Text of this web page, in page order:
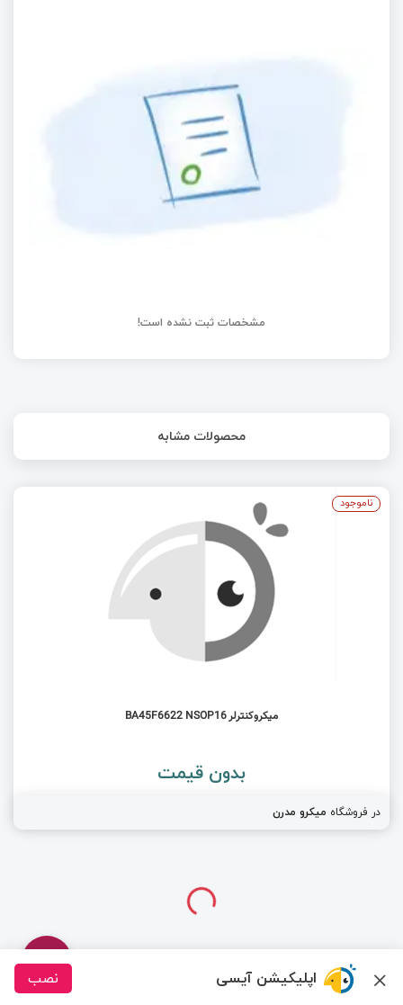
مشخصات ثبت نشده است!
محصولات مشابه
میکروکنترلر BA45F6622 NSOP16
بدون قیمت
در فروشگاه میکرو مدرن
ناموجود
درباره ما تماس با ما قوانین و مقررات اپلیکیشن آیسی نصب